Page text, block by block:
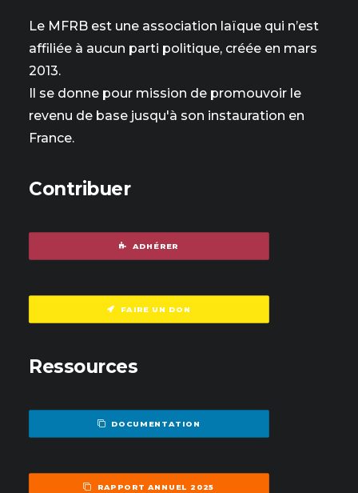
Le MFRB est une association laïque qui n’est
affiliée à aucun parti politique, créée en mars
2013.
Il se donne pour mission de promouvoir le
revenu de base jusqu'à son instauration en
France.
Contribuer
ADHÉRER
FAIRE UN DON
Ressources
DOCUMENTATION
RAPPORT ANNUEL 2025